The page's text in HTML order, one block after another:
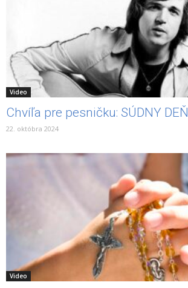
Video
Chvíľa pre pesničku: SÚDNY DEŇ
22. októbra 2024
Video